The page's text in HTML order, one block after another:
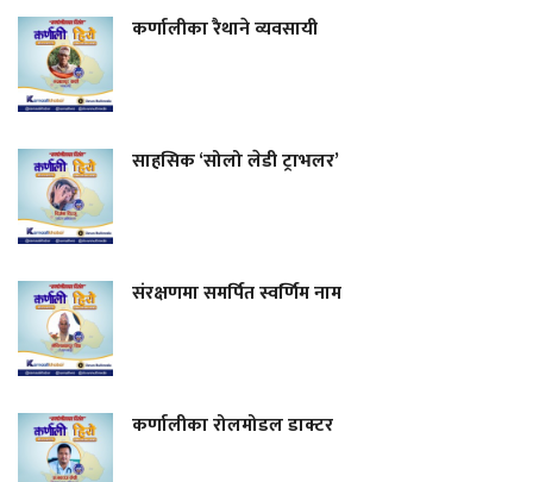
कर्णालीका रैथाने व्यवसायी
साहसिक ‘सोलो लेडी ट्राभलर’
संरक्षणमा समर्पित स्वर्णिम नाम
कर्णालीका रोलमोडल डाक्टर